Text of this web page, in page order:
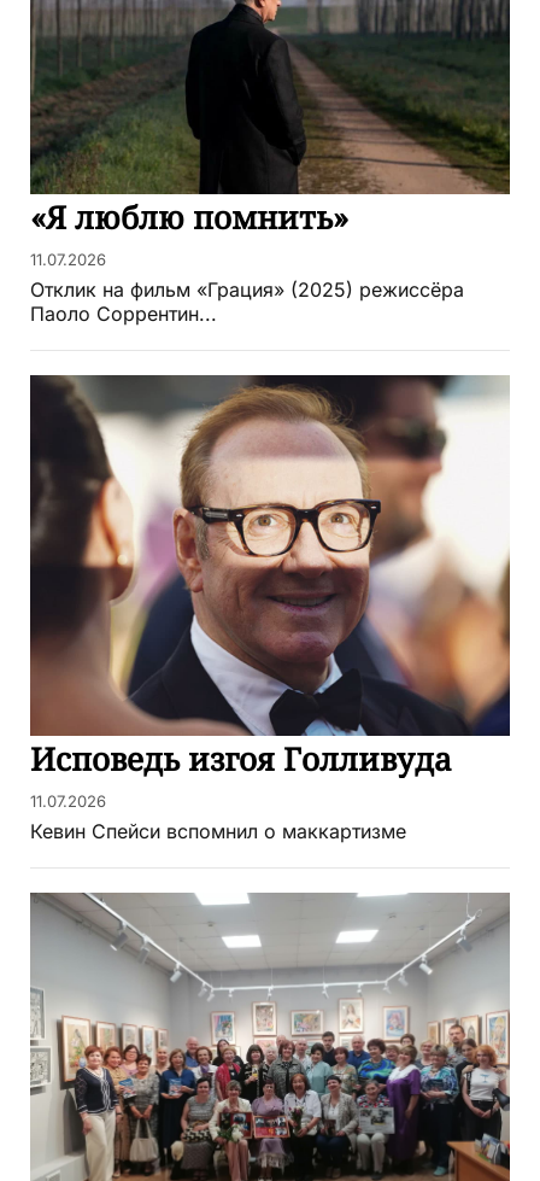
«Я люблю помнить»
11.07.2026
Отклик на фильм «Грация» (2025) режиссёра
Паоло Соррентин...
Исповедь изгоя Голливуда
11.07.2026
Кевин Спейси вспомнил о маккартизме